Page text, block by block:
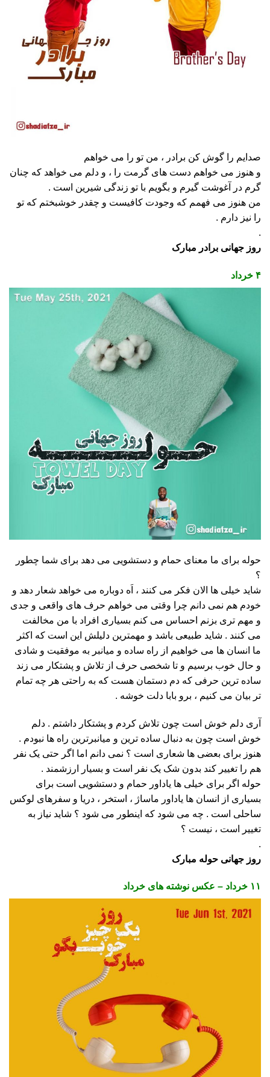
صدایم را گوش کن برادر ، من تو را می خواهم
و هنوز می خواهم دست های گرمت را ، و دلم می خواهد که چنان
گرم در آغوشت گیرم و بگویم با تو زندگی شیرین است .
من هنوز می فهمم که وجودت کافیست و چقدر خوشبختم که تو
را نیز دارم .
.
روز جهانی برادر مبارک
۴ خرداد
حوله برای ما معنای حمام و دستشویی می دهد برای شما چطور
؟
شاید خیلی ها الان فکر می کنند ، اَه دوباره می خواهد شعار دهد و
خودم هم نمی دانم چرا وقتی می خواهم حرف های واقعی و جدی
و مهم تری بزنم احساس می کنم بسیاری افراد با من مخالفت
می کنند . شاید طبیعی باشد و مهمترین دلیلش این است که اکثر
ما انسان ها می خواهیم از راه ساده و میانبر به موفقیت و شادی
و حال خوب برسیم و تا شخصی حرف از تلاش و پشتکار می زند
ساده ترین حرفی که دم دستمان هست که به راحتی هر چه تمام
تر بیان می کنیم ، برو بابا دلت خوشه .
آری دلم خوش است چون تلاش کردم و پشتکار داشتم . دلم
خوش است چون به دنبال ساده ترین و میانبرترین راه ها نبودم .
هنوز برای بعضی ها شعاری است ؟ نمی دانم اما اگر حتی یک نفر
هم را تغییر کند بدون شک یک نفر است و بسیار ارزشمند .
حوله اگر برای خیلی ها یاداور حمام و دستشویی است برای
بسیاری از انسان ها یاداور ماساژ ، استخر ، دریا و سفرهای لوکس
ساحلی است . چه می شود که اینطور می شود ؟ شاید نیاز به
تغییر است ، نیست ؟
.
روز جهانی حوله مبارک
۱۱ خرداد – عکس نوشته های خرداد